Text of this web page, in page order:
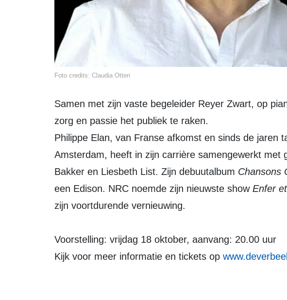
Foto credits: Claudia Otten
Samen met zijn vaste begeleider Reyer Zwart, op piano en gitaar, weet hij met
zorg en passie het publiek te raken.
Philippe Elan, van Franse afkomst en sinds de jaren
Amsterdam, heeft in zijn carrière samengewerkt met
Bakker en Liesbeth List. Zijn debuutalbum Chansons
een Edison. NRC noemde zijn nieuwste show Enfer
zijn voortdurende vernieuwing.
Voorstelling: vrijdag 18 oktober, aanvang: 20.00 uur
Kijk voor meer informatie en tickets op